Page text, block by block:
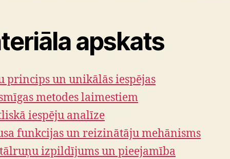
apskats
princips un unikālās iespējas
metodes laimestiem
iespēju analīze
funkcijas un reizinātāju mehānisms
izpildījums un pieejamība